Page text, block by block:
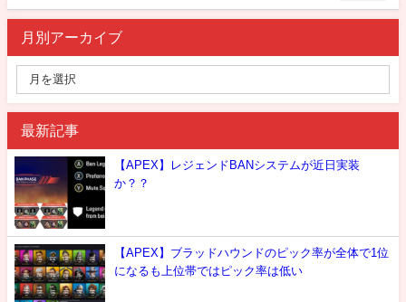
月別アーカイブ
最新記事
【APEX】レジェンドBANシステムが近日実装
か？？
【APEX】ブラッドハウンドのピック率が全体で1位
になるも上位帯ではピック率は低い